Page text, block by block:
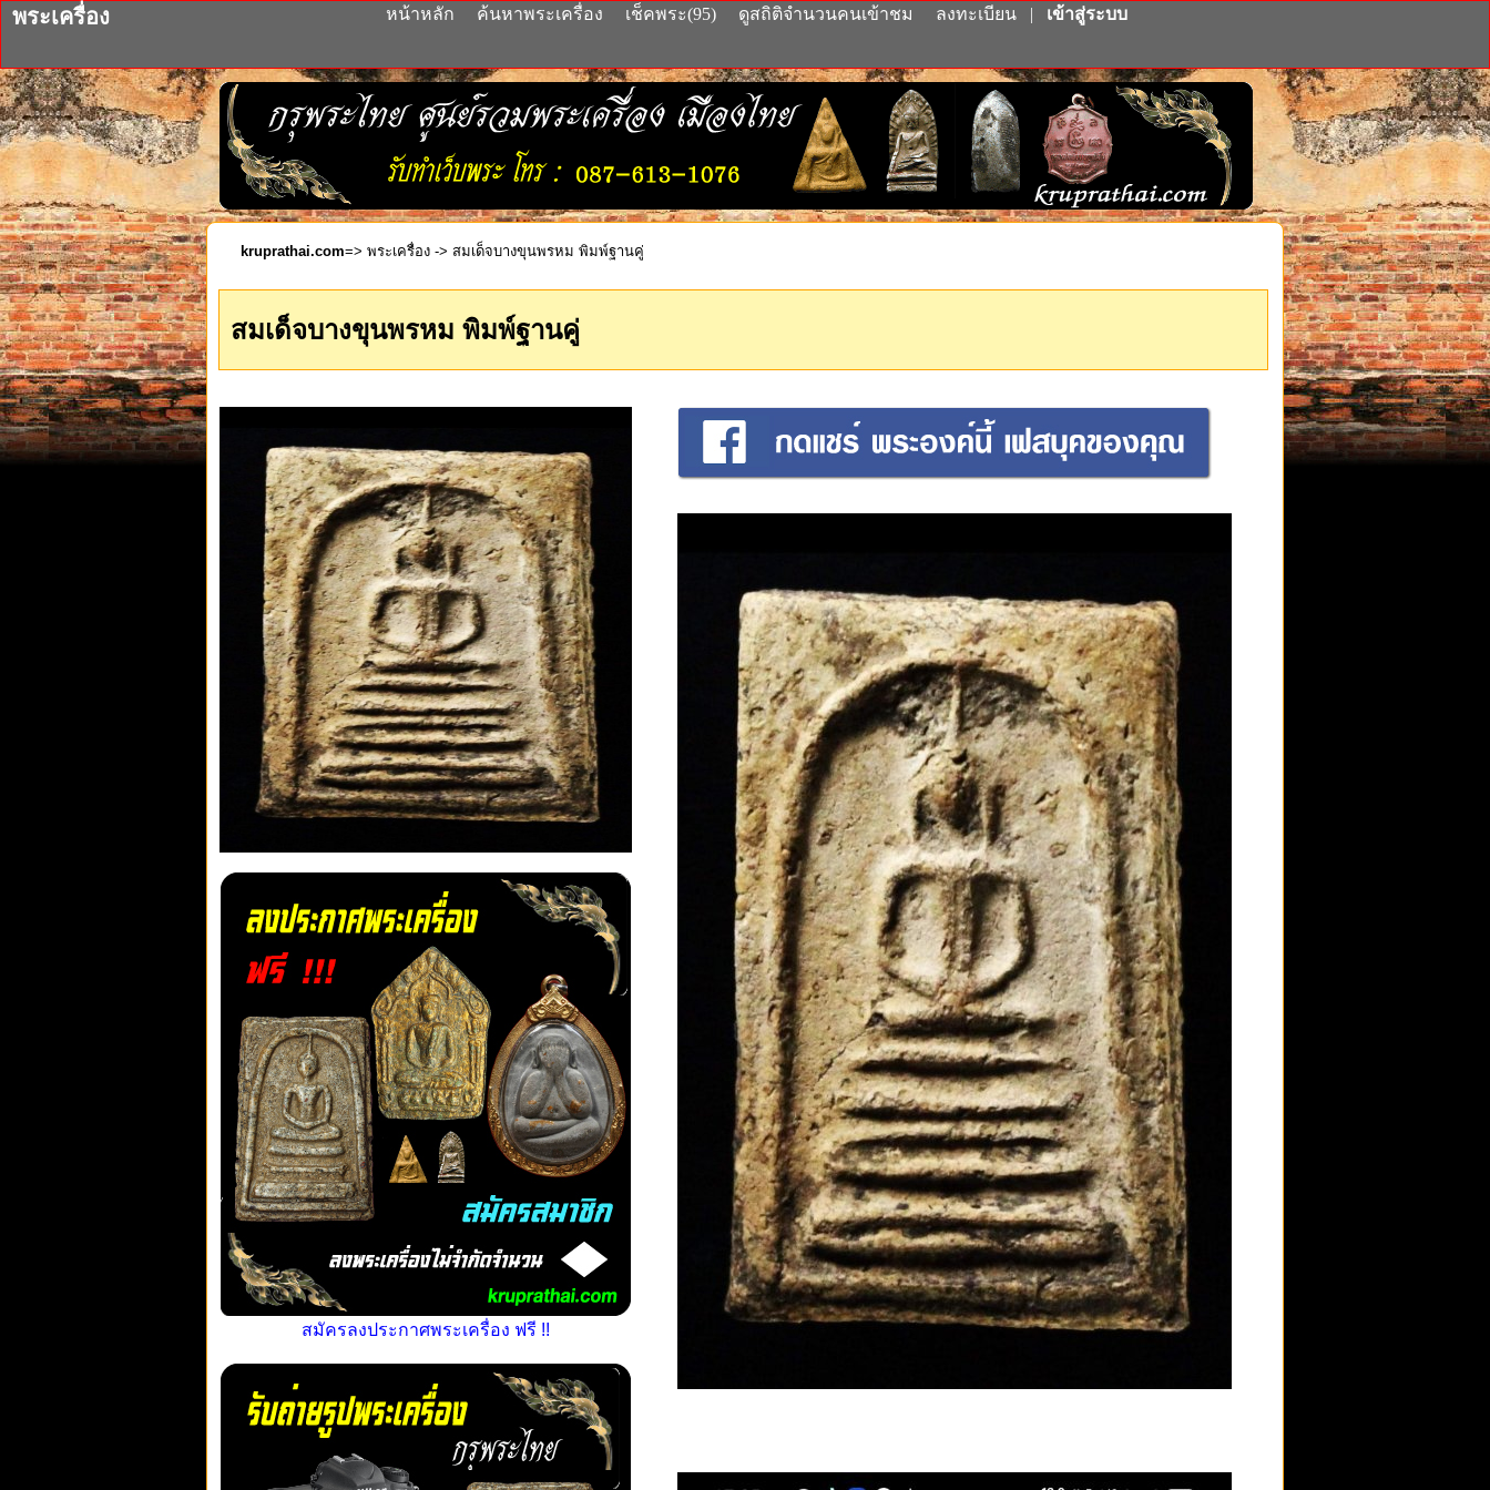
พระเครื่อง หน้าหลัก ค้นหาพระเครื่อง เช็คพระ(95) ดูสถิติจำนวนคนเข้าชม ลงทะเบียน | เข้าสู่ระบบ
kruprathai.com=> พระเครื่อง -> สมเด็จบางขุนพรหม พิมพ์ฐานคู่
สมเด็จบางขุนพรหม พิมพ์ฐานคู่
สมัครลงประกาศพระเครื่อง ฟรี !!